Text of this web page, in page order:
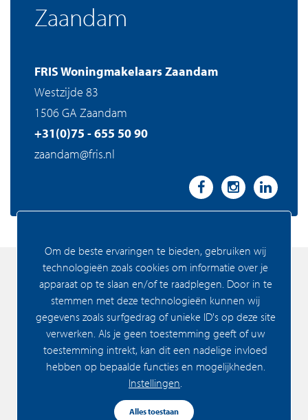
Zaandam
FRIS Woningmakelaars Zaandam
Westzijde 83
1506 GA Zaandam
+31(0)75 - 655 50 90
zaandam@fris.nl
Amsterdam
Buitenveldertselaan 42
1081 AA Amsterdam
+31(0)20 - 301 77 15
Om de beste ervaringen te bieden, gebruiken wij
technologieën zoals cookies om informatie over je
apparaat op te slaan en/of te raadplegen. Door in te
stemmen met deze technologieën kunnen wij
gegevens zoals surfgedrag of unieke ID's op deze site
verwerken. Als je geen toestemming geeft of uw
toestemming intrekt, kan dit een nadelige invloed
hebben op bepaalde functies en mogelijkheden.
Instellingen.
Alles toestaan